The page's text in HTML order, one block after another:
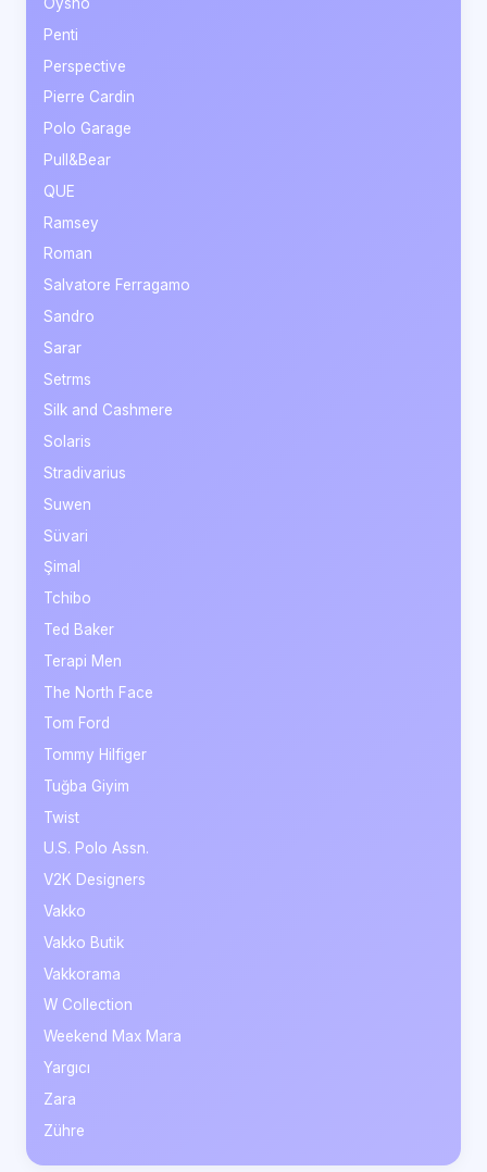
Penti
Perspective
Pierre Cardin
Polo Garage
Pull&Bear
QUE
Ramsey
Roman
Salvatore Ferragamo
Sandro
Sarar
Setrms
Silk and Cashmere
Solaris
Stradivarius
Suwen
Süvari
Şimal
Tchibo
Ted Baker
Terapi Men
The North Face
Tom Ford
Tommy Hilfiger
Tuğba Giyim
Twist
U.S. Polo Assn.
V2K Designers
Vakko
Vakko Butik
Vakkorama
W Collection
Weekend Max Mara
Yargıcı
Zara
Zühre